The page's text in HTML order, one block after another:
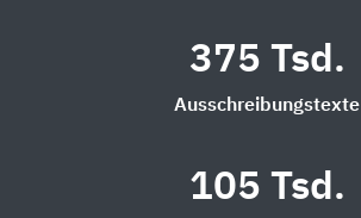
375 Tsd.
Ausschreibungstexte
105 Tsd.